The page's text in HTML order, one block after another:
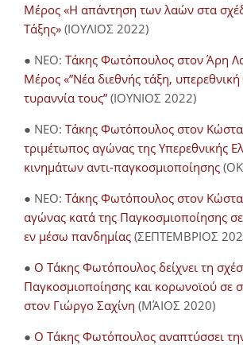
Μέρος «Η απάντηση των λαών στα
Τάξης» (ΙΟΥΛΙΟΣ 2022)
● NEO: Τάκης Φωτόπουλος στον Άρη
Μέρος «”Νέα διεθνής τάξη, υπερεθνική
τυραννία τους” (ΙΟΥΝΙΟΣ 2022)
● NEO: Τάκης Φωτόπουλος στον
τριμέτωπος αγώνας της Υπερεθνικής
κινημάτων αντι-παγκοσμιοποίησης
● NEO: Τάκης Φωτόπουλος στον
αγώνας κατά της Παγκοσμιοποίησης
εν μέσω πανδημίας (ΣΕΠΤΕΜΒΡΙΟΣ
● Ο Τάκης Φωτόπουλος δείχνει τη
Παγκοσμιοποίησης και κορωνοϊού σε
στον Γιώργο Σαχίνη (ΜΆΙΟΣ 2020)
● O Τάκης Φωτόπουλος αναπτύσσει